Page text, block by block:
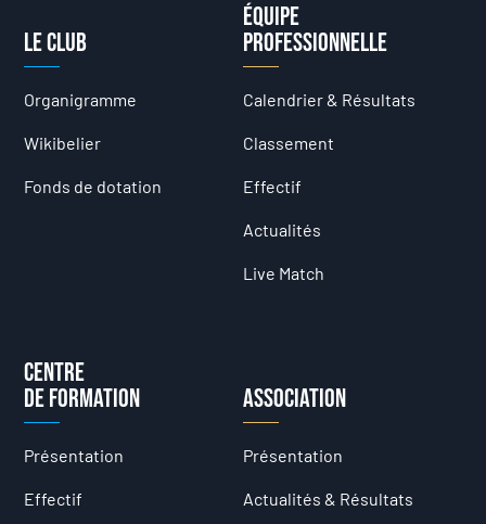
Le club
Organigramme
Wikibelier
Fonds de dotation
Équipe
professionnelle
Calendrier & Résultats
Classement
Effectif
Actualités
Live Match
Centre
de formation
Présentation
Effectif
Association
Présentation
Actualités & Résultats